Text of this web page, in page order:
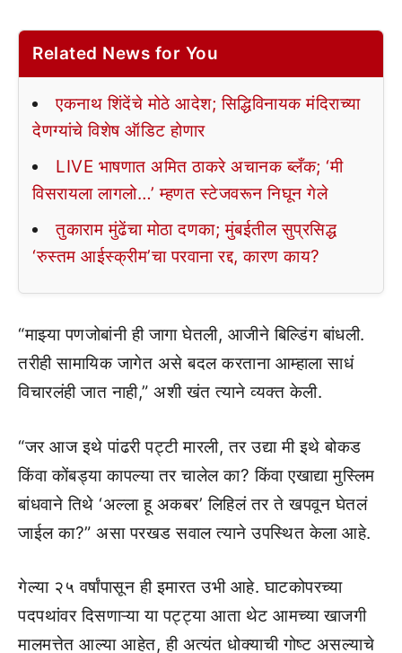
Related News for You
एकनाथ शिंदेंचे मोठे आदेश; सिद्धिविनायक मंदिराच्या
देणग्यांचे विशेष ऑडिट होणार
LIVE भाषणात अमित ठाकरे अचानक ब्लँक; ‘मी
विसरायला लागलो…’ म्हणत स्टेजवरून निघून गेले
तुकाराम मुंढेंचा मोठा दणका; मुंबईतील सुप्रसिद्ध
‘रुस्तम आईस्क्रीम’चा परवाना रद्द, कारण काय?
“माझ्या पणजोबांनी ही जागा घेतली, आजीने बिल्डिंग बांधली.
तरीही सामायिक जागेत असे बदल करताना आम्हाला साधं
विचारलंही जात नाही,” अशी खंत त्याने व्यक्त केली.
“जर आज इथे पांढरी पट्टी मारली, तर उद्या मी इथे बोकड
किंवा कोंबड्या कापल्या तर चालेल का? किंवा एखाद्या मुस्लिम
बांधवाने तिथे ‘अल्ला हू अकबर’ लिहिलं तर ते खपवून घेतलं
जाईल का?” असा परखड सवाल त्याने उपस्थित केला आहे.
गेल्या २५ वर्षांपासून ही इमारत उभी आहे. घाटकोपरच्या
पदपथांवर दिसणाऱ्या या पट्ट्या आता थेट आमच्या खाजगी
मालमत्तेत आल्या आहेत, ही अत्यंत धोक्याची गोष्ट असल्याचे